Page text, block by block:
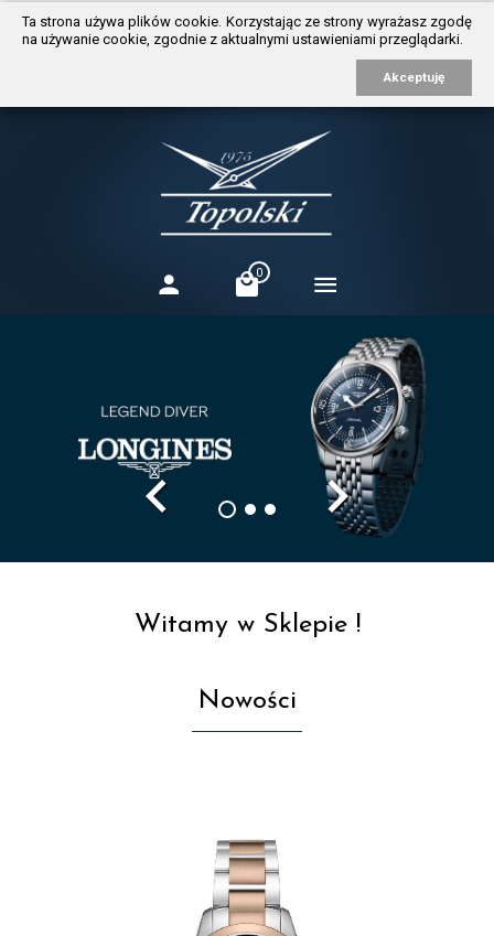
https://www.traditionrolex.com/3
Ta strona używa plików cookie. Korzystając ze strony wyrażasz zgodę
na używanie cookie, zgodnie z aktualnymi ustawieniami przeglądarki.
Akceptuję
0
navigate_before navigate_next
Witamy w Sklepie !
Nowości